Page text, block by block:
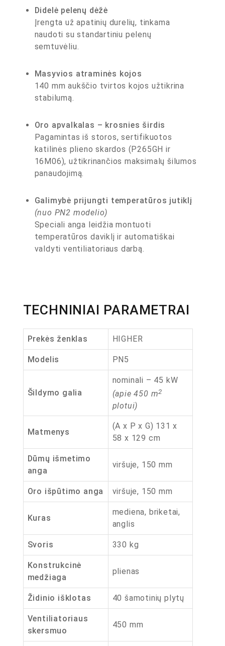
Didelė pelenų dėžė
Įrengta už apatinių durelių, tinkama
naudoti su standartiniu pelenų
semtuvėliu.
Masyvios atraminės kojos
140 mm aukščio tvirtos kojos užtikrina
stabilumą.
Oro apvalkalas – krosnies širdis
Pagamintas iš storos, sertifikuotos
katilinės plieno skardos (P265GH ir
16M06), užtikrinančios maksimalų šilumos
panaudojimą.
Galimybė prijungti temperatūros jutiklį
(nuo PN2 modelio)
Speciali anga leidžia montuoti
temperatūros daviklį ir automatiškai
valdyti ventiliatoriaus darbą.
TECHNINIAI PARAMETRAI
Prekės ženklas HIGHER
Modelis PN5
Šildymo galia
nominali – 45 kW
(apie 450 m2
plotui)
Matmenys
(A x P x G) 131 x
58 x 129 cm
Dūmų išmetimo
anga
viršuje, 150 mm
Oro išpūtimo anga viršuje, 150 mm
Kuras
mediena, briketai,
anglis
Svoris 330 kg
Konstrukcinė
medžiaga
plienas
Židinio išklotas 40 šamotinių plytų
Ventiliatoriaus
skersmuo
450 mm